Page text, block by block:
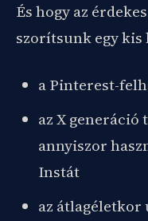
És hogy az
szorítsunk egy kis
a Pinterest-
az X generáció
annyiszor
Instát
az átlagéletkor